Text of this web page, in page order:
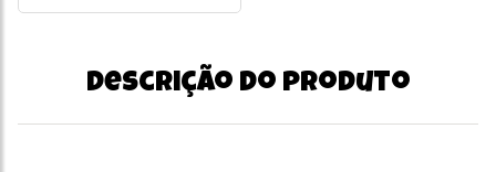
Descrição do produto